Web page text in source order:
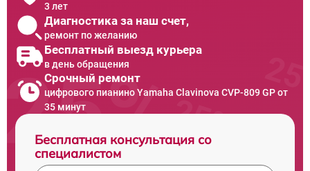
3 лет
Диагностика за наш счет,
ремонт по желанию
Бесплатный выезд курьера
в день обращения
Срочный ремонт
цифрового пианино Yamaha Clavinova CVP-809 GP от
35 минут
Бесплатная консультация со
специалистом